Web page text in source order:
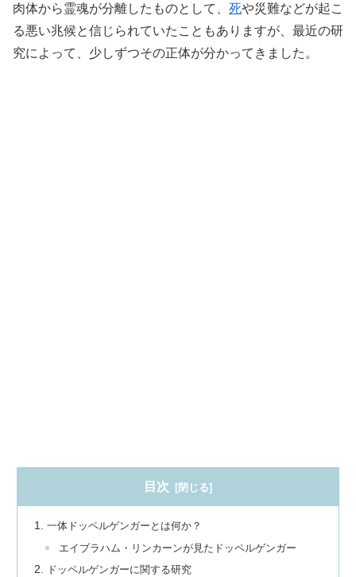
肉体から霊魂が分離したものとして、 死や災難などが起こ
る悪い兆候と信じられていたこともありますが、最近の研
究によって、少しずつその正体が分かってきました。
目次
一体ドッペルゲンガーとは何か？
エイブラハム・リンカーンが見たドッペルゲンガー
ドッペルゲンガーに関する研究